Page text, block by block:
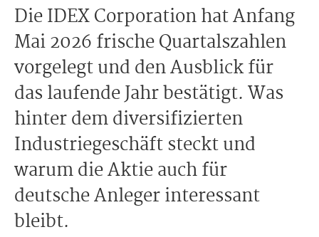
Die IDEX Corporation hat Anfang
Mai 2026 frische Quartalszahlen
vorgelegt und den Ausblick für
das laufende Jahr bestätigt. Was
hinter dem diversifizierten
Industriegeschäft steckt und
warum die Aktie auch für
deutsche Anleger interessant
bleibt.